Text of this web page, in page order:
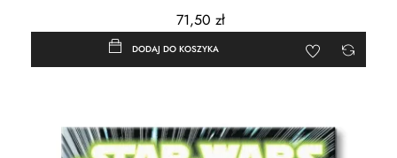
71,50 zł
DODAJ DO KOSZYKA